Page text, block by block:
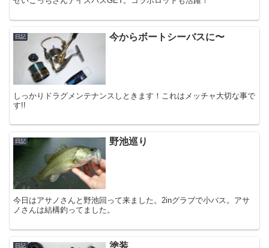
日記 今からボートシーバスに〜
しっかりドラグメンテナンスしときます！これはメッチャ大切な事で
す!!
日記 野池巡り
今日はアサノさんと野池回って来ました。2inグラブで小バス。アサ
ノさんは結構釣ってました。
日記